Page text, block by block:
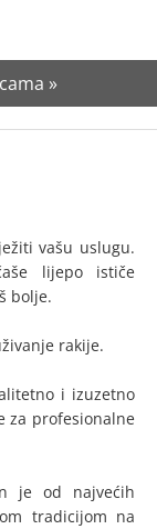
»
vašu uslugu.
lijepo ističe
bolje.
rakije.
i izuzetno
za profesionalne
je od najvećih
tradicijom na